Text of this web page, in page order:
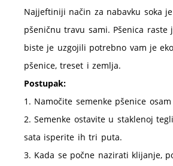
Najjeftiniji način za nabavku soka
pšeničnu travu sami. Pšenica raste
biste je uzgojili potrebno vam je
pšenice, treset i zemlja.
Postupak:
1. Namočite semenke pšenice
2. Semenke ostavite u staklenoj
sata isperite ih tri puta.
3. Kada se počne nazirati klijanje,